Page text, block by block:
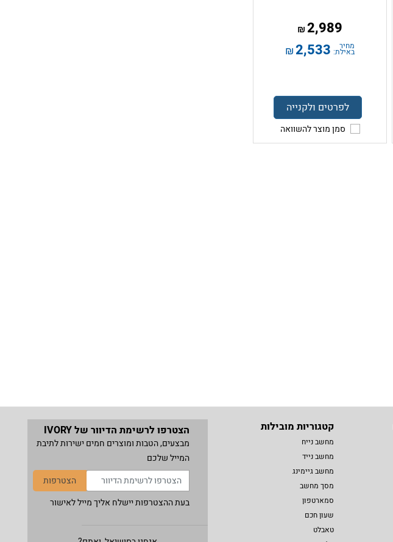
2,989
₪
מחיר
באילת: 2,533
₪
לפרטים ולקנייה
סמן מוצר להשוואה
קטגוריות מובילות
מחשב נייח
מחשב נייד
מחשב גיימינג
מסך מחשב
סמארטפון
שעון חכם
טאבלט
הצטרפו לרשימת הדיוור של IVORY
מבצעים, הטבות ומוצרים חמים ישירות לתיבת
המייל שלכם
הצטרפות
בעת ההצטרפות יישלח אליך מייל לאישור